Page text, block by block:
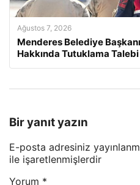
Ağustos 7, 2026
Menderes Belediye
Hakkında Tutuklama Talebi
Bir yanıt yazın
E-posta adresiniz
ile işaretlenmişlerdir
Yorum *